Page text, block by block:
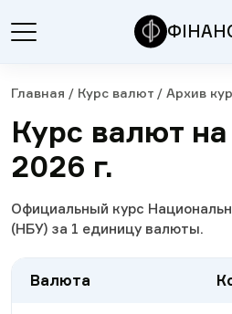
Главная / Курс валют / Архив
Курс валют
2026 г.
Официальный курс
(НБУ) за 1 единицу валюты.
Валюта